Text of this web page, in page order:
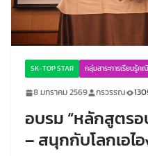
SK-TOP STAR กลุ่มสาระการเรียนรู้ค
8 มกราคม 2569 กรวรรณ
อบรม “หลักสูตร
– สนุกกับโลกเอไ